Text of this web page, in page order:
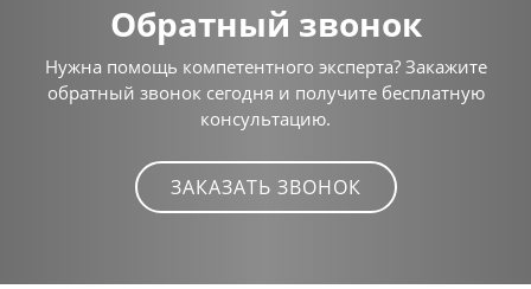
Обратный звонок
Нужна помощь компетентного эксперта? Закажите
обратный звонок сегодня и получите бесплатную
консультацию.
ЗАКАЗАТЬ ЗВОНОК